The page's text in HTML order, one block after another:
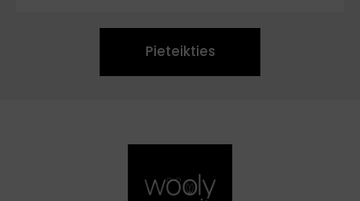
Pieteikties